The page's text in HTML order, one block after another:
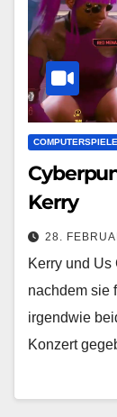
COMPUTERSPIELE
Kerry
28.
Kerry und
nachdem sie
irgendwie
Konzert